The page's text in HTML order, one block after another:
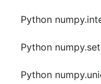
Python
Python
Python